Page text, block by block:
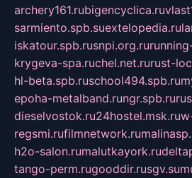
archery161.rubigencyclica.ru
sarmiento.spb.suextelopedia.ru
iskatour.spb.rusnpi.org.ru
krygeva-spa.ruchel.net.rurust-
hl-beta.spb.ruschool494.spb.ru
epoha-metalband.rungr.spb.ru
dieselvostok.ru24hostel.msk.ru
regsmi.rufilmnetwork.ru
h2o-salon.rumalutkayork.ru
tango-perm.rugooddir.rusgv.su